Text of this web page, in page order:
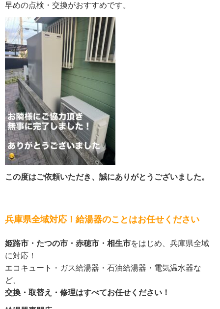
早めの点検・交換がおすすめです。
この度はご依頼いただき、誠にありがとうございました。
兵庫県全域対応！給湯器のことはお任せください
姫路市・たつの市・赤穂市・相生市をはじめ、兵庫県全域
に対応！
エコキュート・ガス給湯器・石油給湯器・電気温水器な
ど、
交換・取替え・修理はすべてお任せください！